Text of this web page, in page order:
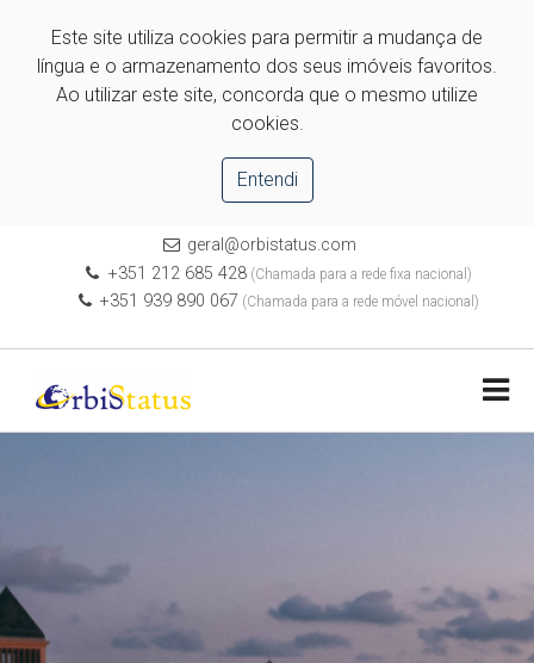
Este site utiliza cookies para permitir a mudança de
língua e o armazenamento dos seus imóveis favoritos.
Ao utilizar este site, concorda que o mesmo utilize
cookies.
Entendi
geral@orbistatus.com
+351 212 685 428(Chamada para a rede fixa nacional)
+351 939 890 067 (Chamada para a rede móvel nacional)